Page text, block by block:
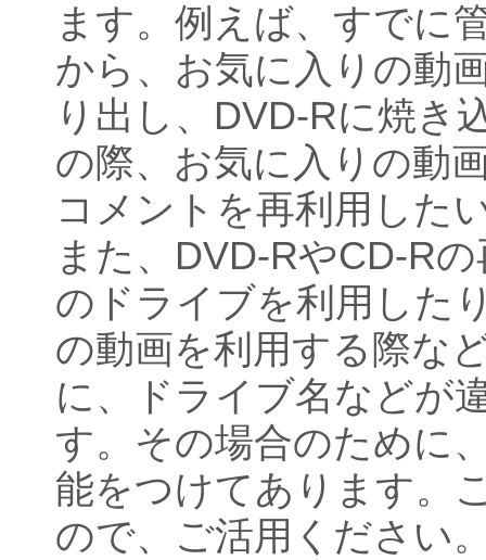
ます。例えば、すでに
から、お気に入りの動
り出し、DVD-Rに焼き
の際、お気に入りの動
コメントを再利用した
また、DVD-RやCD-R
のドライブを利用した
の動画を利用する際な
に、ドライブ名などが
す。その場合のために
能をつけてあります。
ので、ご活用ください